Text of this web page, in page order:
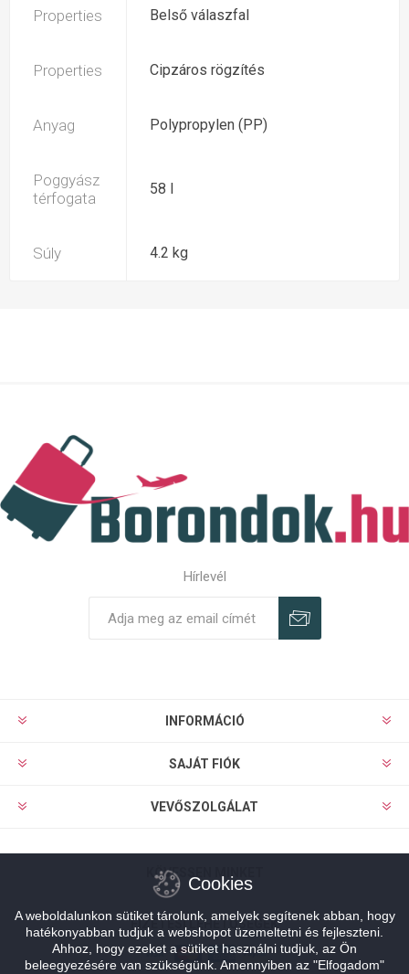
Properties Belső válaszfal
Properties Cipzáros rögzítés
Anyag Polypropylen (PP)
Poggyász
térfogata
58 l
Súly 4.2 kg
Hírlevél
INFORMÁCIÓ
SAJÁT FIÓK
VEVŐSZOLGÁLAT
KÖVESSEN MINKET
FIZETÉSI LEHETŐSÉGEK
Cookies
A weboldalunkon sütiket tárolunk, amelyek segítenek abban, hogy
hatékonyabban tudjuk a webshopot üzemeltetni és fejleszteni.
Ahhoz, hogy ezeket a sütiket használni tudjuk, az Ön
beleegyezésére van szükségünk. Amennyiben az "Elfogadom"